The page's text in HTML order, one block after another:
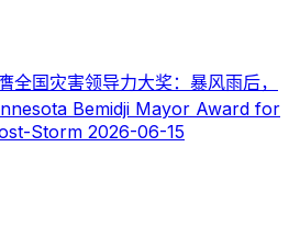
全国灾害领导力大奖：暴风雨后，
Bemidji Mayor Award for
Storm 2026-06-15